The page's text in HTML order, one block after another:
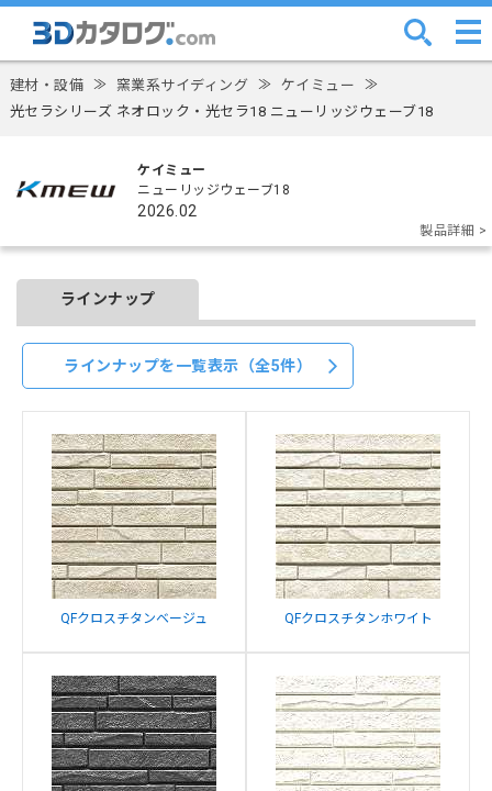
建材・設備 ≫ 窯業系サイディング ≫ ケイミュー ≫
光セラシリーズ ネオロック・光セラ18 ニューリッジウェーブ18
ケイミュー
ニューリッジウェーブ18
2026.02
製品詳細 >
ラインナップ
ラインナップを一覧表示（全5件）
QFクロスチタンベージュ QFクロスチタンホワイト